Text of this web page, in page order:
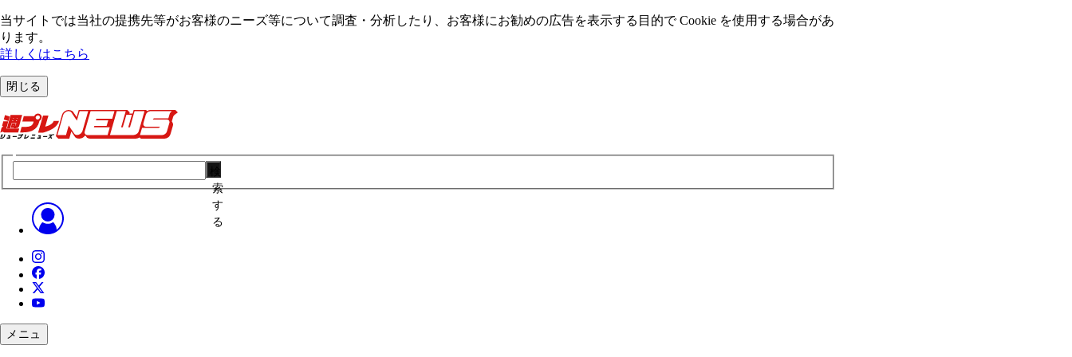
当サイトでは当社の提携先等がお客様のニーズ等について調査・分析したり、お客様にお勧めの広告を表⽰する⽬的で Cookie を使⽤する場合があ
ります。
詳しくはこちら
閉じる
索
す
る
メニュ